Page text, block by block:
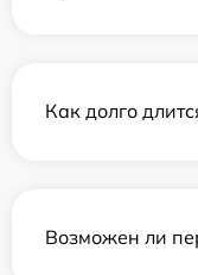
Как долго
Возможен ли